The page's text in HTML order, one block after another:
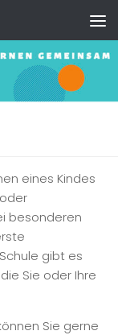
eines Kindes
besonderen
gibt es
Sie oder Ihre
Sie gerne